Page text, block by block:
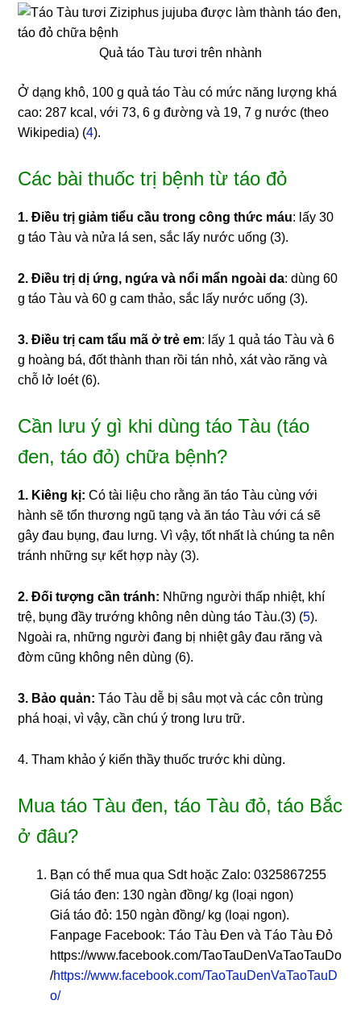
Quả táo Tàu tươi trên nhành
Ở dạng khô, 100 g quả táo Tàu có mức năng lượng khá
cao: 287 kcal, với 73, 6 g đường và 19, 7 g nước (theo
Wikipedia) (4).
Các bài thuốc trị bệnh từ táo đỏ
1. Điều trị giảm tiểu cầu trong công thức máu: lấy 30
g táo Tàu và nửa lá sen, sắc lấy nước uống (3).
2. Điều trị dị ứng, ngứa và nổi mẩn ngoài da: dùng 60
g táo Tàu và 60 g cam thảo, sắc lấy nước uống (3).
3. Điều trị cam tẩu mã ở trẻ em: lấy 1 quả táo Tàu và 6
g hoàng bá, đốt thành than rồi tán nhỏ, xát vào răng và
chỗ lở loét (6).
Cần lưu ý gì khi dùng táo Tàu (táo
đen, táo đỏ) chữa bệnh?
1. Kiêng kị: Có tài liệu cho rằng ăn táo Tàu cùng với
hành sẽ tổn thương ngũ tạng và ăn táo Tàu với cá sẽ
gây đau bụng, đau lưng. Vì vậy, tốt nhất là chúng ta nên
tránh những sự kết hợp này (3).
2. Đối tượng cần tránh: Những người thấp nhiệt, khí
trệ, bụng đầy trướng không nên dùng táo Tàu.(3) (5).
Ngoài ra, những người đang bị nhiệt gây đau răng và
đờm cũng không nên dùng (6).
3. Bảo quản: Táo Tàu dễ bị sâu mọt và các côn trùng
phá hoại, vì vậy, cần chú ý trong lưu trữ.
4. Tham khảo ý kiến thầy thuốc trước khi dùng.
Mua táo Tàu đen, táo Tàu đỏ, táo Bắc
ở đâu?
Bạn có thể mua qua Sdt hoặc Zalo: 0325867255
Giá táo đen: 130 ngàn đồng/ kg (loại ngon)
Giá táo đỏ: 150 ngàn đồng/ kg (loại ngon).
Fanpage Facebook: Táo Tàu Đen và Táo Tàu Đỏ
https://www.facebook.com/TaoTauDenVaTaoTauDo
/https://www.facebook.com/TaoTauDenVaTaoTauD
o/